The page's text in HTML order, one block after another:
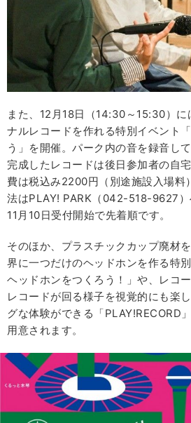
また、12月18日（14:30～15:30）に
ナルレコードを作れる特別イベント
う」を開催。パーク内の音を録音し
完成したレコードは後日参加者の自
費は税込み2200円（別途施設入場料
法はPLAY! PARK（042-518-9627）
11月10日受付開始で先着順です。
そのほか、プラスチックカップ廃材
界に一つだけのヘッドホンを作る特
ヘッドホンをつくろう！」や、レコ
レコードが回る様子を視覚的にも楽
グな体験ができる「PLAY!RECORD
用意されます。